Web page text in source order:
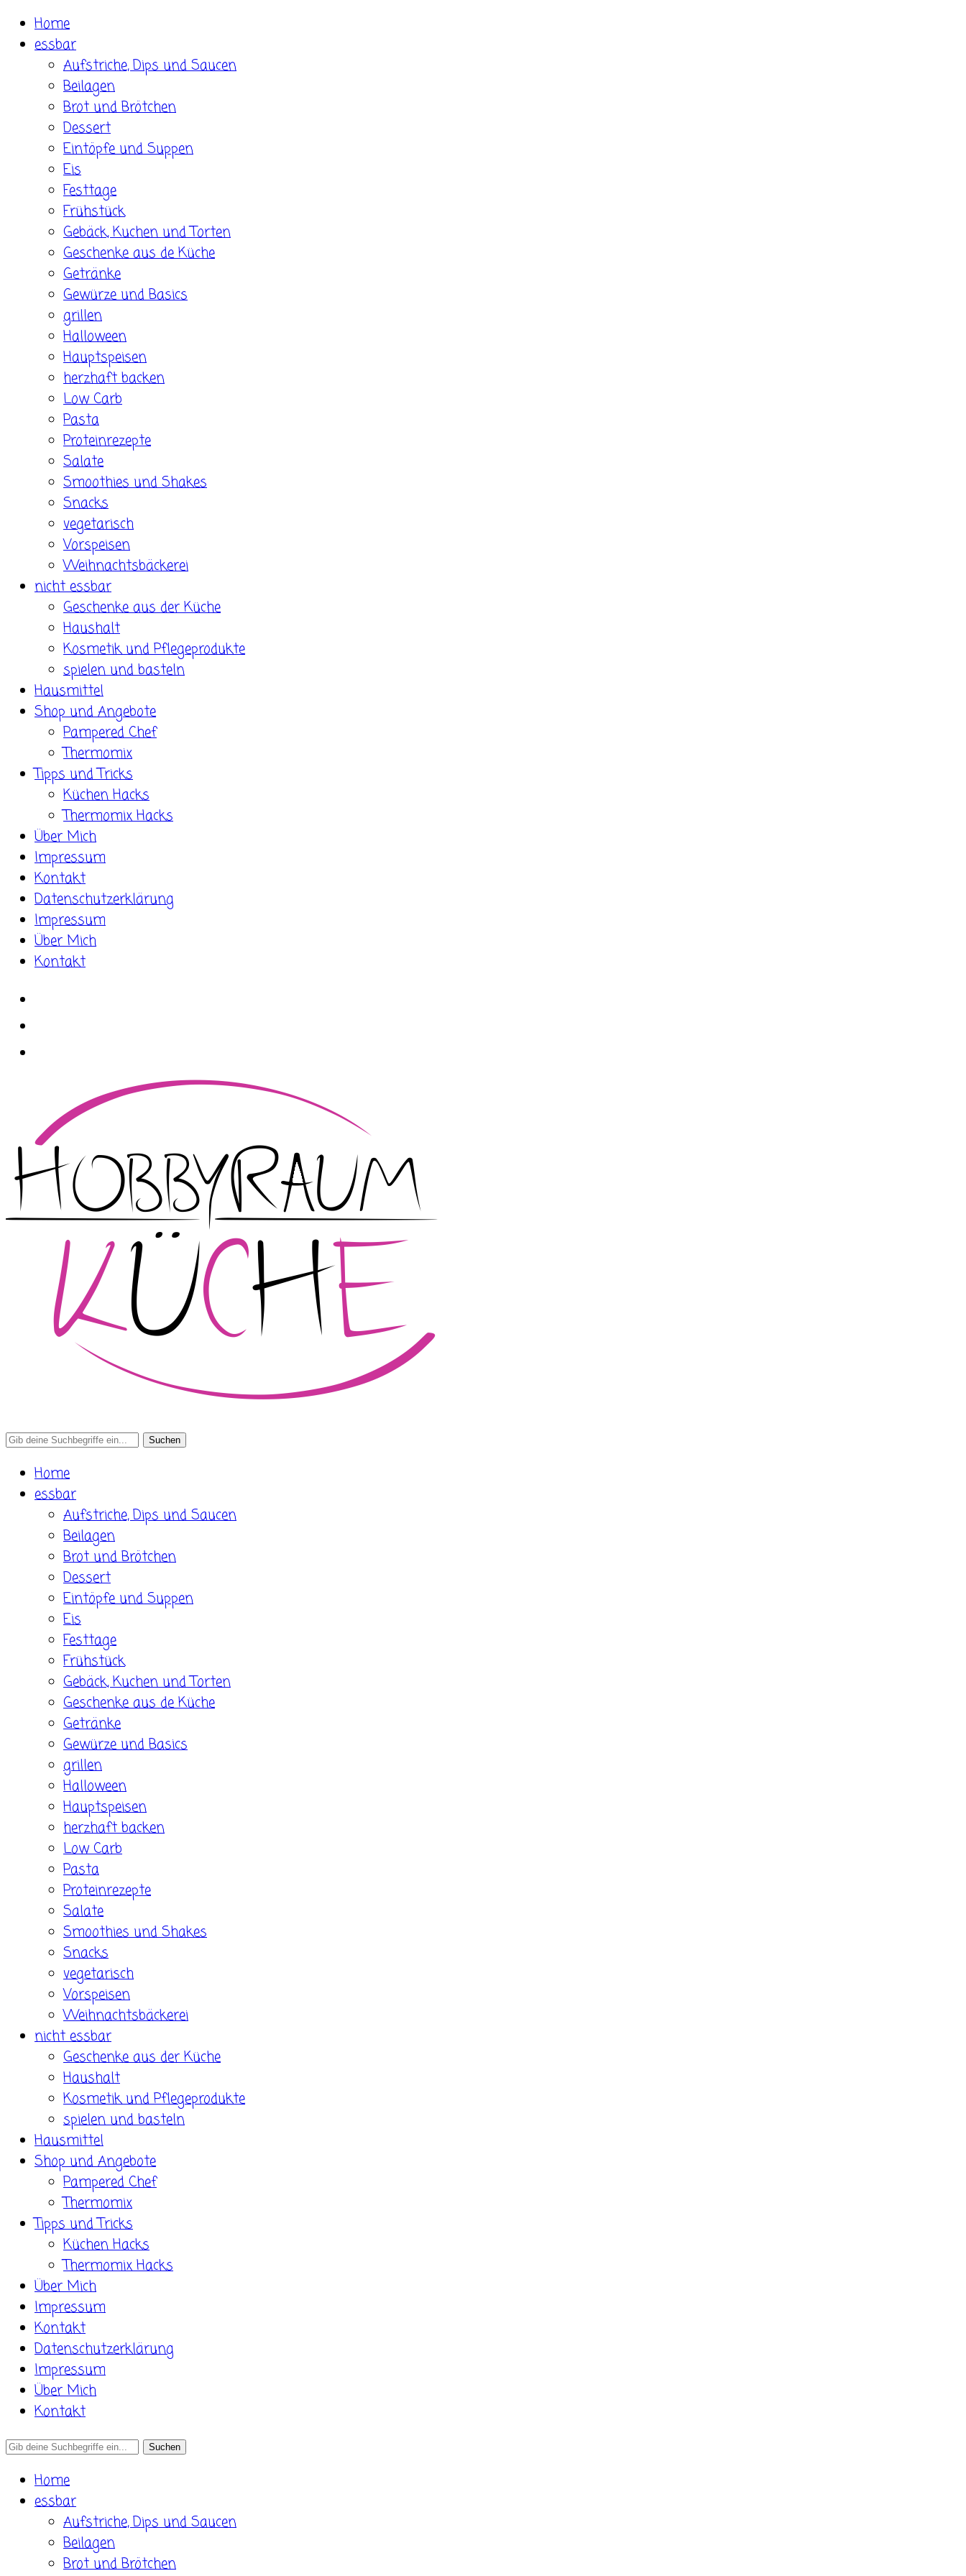
Skip
content
Home
essbar
Aufstriche, Dips und Saucen
Beilagen
Brot und Brötchen
Dessert
Eintöpfe und Suppen
Eis
Festtage
Frühstück
Gebäck, Kuchen und Torten
Geschenke aus de Küche
Getränke
Gewürze und Basics
grillen
Halloween
Hauptspeisen
herzhaft backen
Low Carb
Pasta
Proteinrezepte
Salate
Smoothies und Shakes
Snacks
vegetarisch
Vorspeisen
Weihnachtsbäckerei
nicht essbar
Geschenke aus der Küche
Haushalt
Kosmetik und Pflegeprodukte
spielen und basteln
Hausmittel
Shop und Angebote
Pampered Chef
Thermomix
Tipps und Tricks
Küchen Hacks
Thermomix Hacks
Über Mich
Impressum
Kontakt
Datenschutzerklärung
Impressum
Über Mich
Kontakt
Search
Home
essbar
Aufstriche, Dips und Saucen
Beilagen
Brot und Brötchen
Dessert
Eintöpfe und Suppen
Eis
Festtage
Frühstück
Gebäck, Kuchen und Torten
Geschenke aus de Küche
Getränke
Gewürze und Basics
grillen
Halloween
Hauptspeisen
herzhaft backen
Low Carb
Pasta
Proteinrezepte
Salate
Smoothies und Shakes
Snacks
vegetarisch
Vorspeisen
Weihnachtsbäckerei
nicht essbar
Geschenke aus der Küche
Haushalt
Kosmetik und Pflegeprodukte
spielen und basteln
Hausmittel
Shop und Angebote
Pampered Chef
Thermomix
Tipps und Tricks
Küchen Hacks
Thermomix Hacks
Über Mich
Impressum
Kontakt
Datenschutzerklärung
Impressum
Über Mich
Kontakt
Search
Home
essbar
Aufstriche, Dips und Saucen
Beilagen
Brot und Brötchen